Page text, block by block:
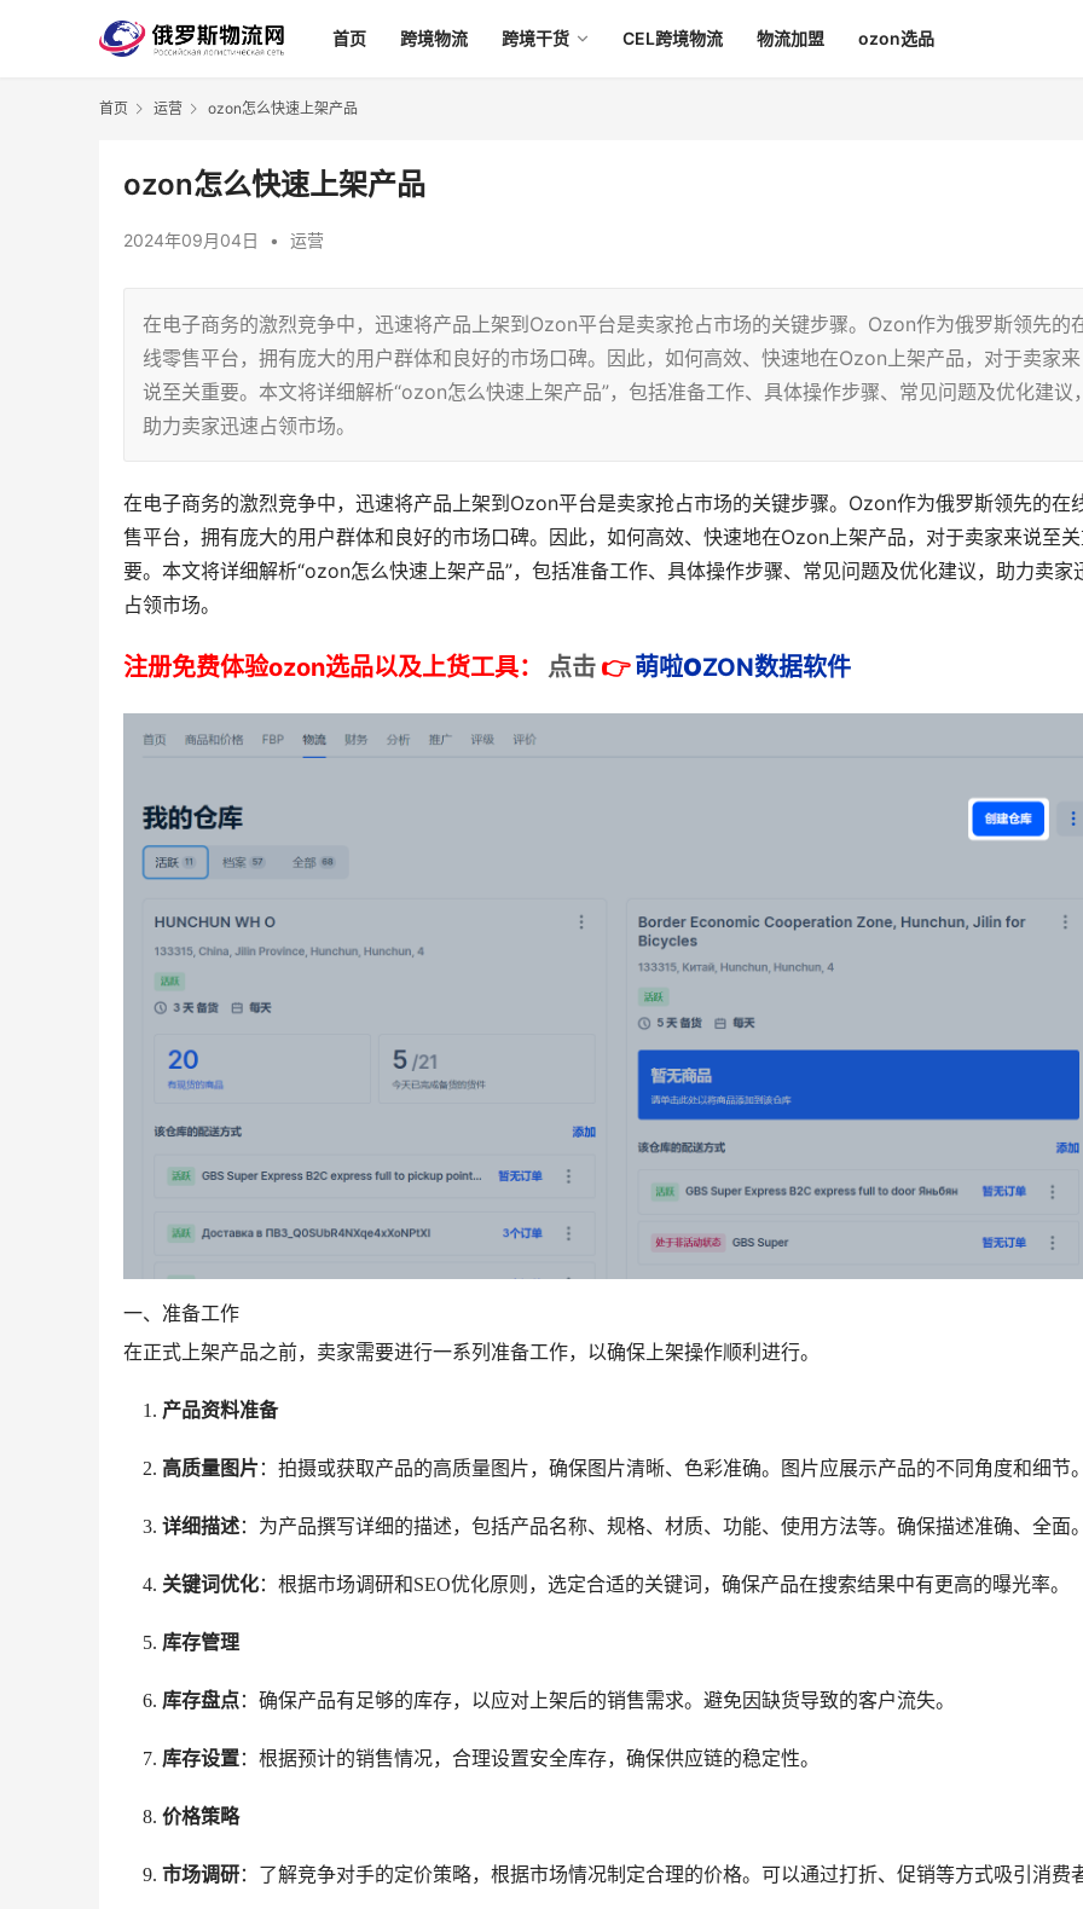
首页 跨境物流 跨境干货 CEL跨境物流 物流加盟 ozon选品
首页 运营 ozon怎么快速上架产品
ozon怎么快速上架产品
2024年09月04日 • 运营
在电子商务的激烈竞争中，迅速将产品上架到Ozon平台是卖家抢占市场的关键步骤。Ozon作为俄罗斯领先的
线零售平台，拥有庞大的用户群体和良好的市场口碑。因此，如何高效、快速地在Ozon上架产品，对于卖家来
说至关重要。本文将详细解析“ozon怎么快速上架产品”，包括准备工作、具体操作步骤、常见问题及优化建议
助力卖家迅速占领市场。
在电子商务的激烈竞争中，迅速将产品上架到Ozon平台是卖家抢占市场的关键步骤。Ozon作为俄罗斯领先的在
售平台，拥有庞大的用户群体和良好的市场口碑。因此，如何高效、快速地在Ozon上架产品，对于卖家来说至
要。本文将详细解析“ozon怎么快速上架产品”，包括准备工作、具体操作步骤、常见问题及优化建议，助力卖家
占领市场。
注册免费体验ozon选品以及上货工具： 点击 👉 萌啦OZON数据软件
一、准备工作
在正式上架产品之前，卖家需要进行一系列准备工作，以确保上架操作顺利进行。
产品资料准备
高质量图片 ：拍摄或获取产品的高质量图片，确保图片清晰、色彩准确。图片应展示产品的不同角度和细节
详细描述：为产品撰写详细的描述，包括产品名称、规格、材质、功能、使用方法等。确保描述准确、全面
关键词优化：根据市场调研和SEO优化原则，选定合适的关键词，确保产品在搜索结果中有更高的曝光率。
库存管理
库存盘点：确保产品有足够的库存，以应对上架后的销售需求。避免因缺货导致的客户流失。
库存设置：根据预计的销售情况，合理设置安全库存，确保供应链的稳定性。
价格策略
市场调研：了解竞争对手的定价策略，根据市场情况制定合理的价格。可以通过打折、促销等方式吸引消费